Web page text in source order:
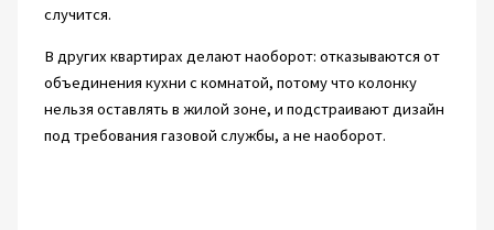
случится.
В других квартирах делают наоборот: отказываются от
объединения кухни с комнатой, потому что колонку
нельзя оставлять в жилой зоне, и подстраивают дизайн
под требования газовой службы, а не наоборот.